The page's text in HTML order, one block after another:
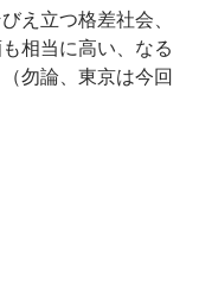
え立つ格差社会、
相当に高い、なる
勿論、東京は今回